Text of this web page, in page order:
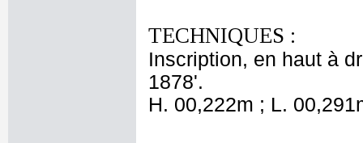
TECHNIQUES :
Inscription, en haut à
1878'.
H. 00,222m ; L.